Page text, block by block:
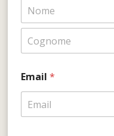
Nome
Email*